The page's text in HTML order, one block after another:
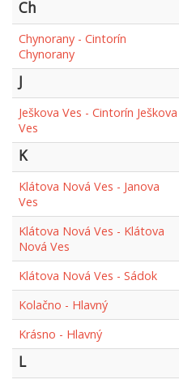
Ch
Chynorany - Cintorín
Chynorany
J
Ješkova Ves - Cintorín Ješkova
Ves
K
Klátova Nová Ves - Janova
Ves
Klátova Nová Ves - Klátova
Nová Ves
Klátova Nová Ves - Sádok
Kolačno - Hlavný
Krásno - Hlavný
L